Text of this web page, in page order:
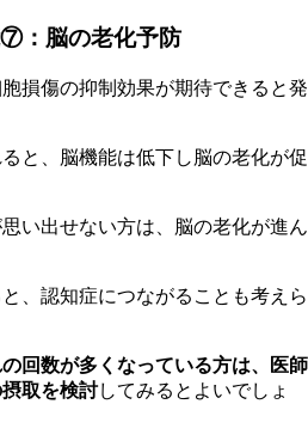
：脳の老化予防
損傷の抑制効果が期待できると発
と、脳機能は低下し脳の老化が促
い出せない方は、脳の老化が進ん
、認知症につながることも考えら
回数が多くなっている方は、医師
取を検討してみるとよいでしょ